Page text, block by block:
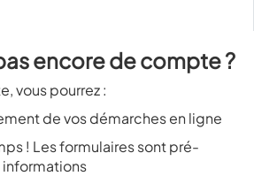
encore de compte ?
vous pourrez :
de vos démarches en ligne
! Les formulaires sont pré-
informations